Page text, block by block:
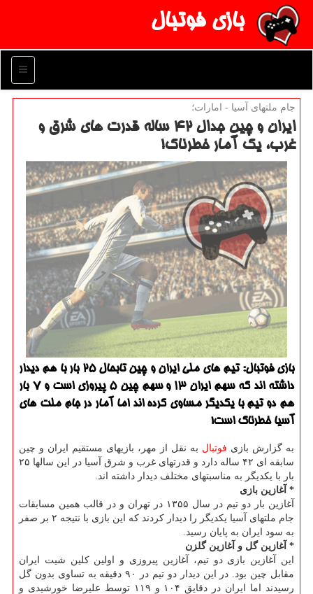
بازی فوتبال
منو
جام ملتهای آسیا - امارات؛
ایران و چین جدال ۴۲ ساله قدرت های شرق و
غرب، یك آمار خطرناك!
بازی فوتبال: تیم های ملی ایران و چین تابحال ۲۵ بار با هم دیدار
داشته اند كه سهم ایران ۱۳ و سهم چین ۵ پیروزی است و ۷ بار
هم دو تیم با یكدیگر مساوی كرده اند اما آمار در جام ملت های
آسیا خطرناك است!
به گزارش بازی فوتبال به نقل از مهر، بازیهای مستقیم ایران و چین
سابقه ای ۴۲ ساله دارد و قدرتهای غرب و شرق آسیا در این سالها ۲۵
بار با یكدیگر به مناسبتهای مختلف دیدار داشته اند.
* آغازین بازی
آغازین بار دو تیم در سال ۱۳۵۵ در تهران و در قالب همین مسابقات
جام ملتهای آسیا یكدیگر را دیدار كردند كه این بازی با نتیجه ۲ بر صفر
به سود ایران به پایان رسید.
* آغازین گل و آغازین گلزن
این آغازین بازی دو تیم، آغازین پیروزی و اولین كلین شیت ایران
مقابل چین بود. در این دیدار دو تیم در ۹۰ دقیقه به تساوی بدون گل
رسیدند اما ایران در دقایق ۱۰۴ و ۱۱۹ توسط علیرضا خورشیدی و